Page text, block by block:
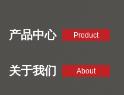
产品中心 Product
关于我们 About